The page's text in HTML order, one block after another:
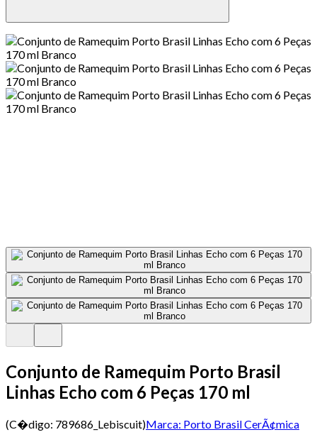
Conjunto de Ramequim Porto Brasil
Linhas Echo com 6 Peças 170 ml
(C�digo: 789686_Lebiscuit)Marca: Porto Brasil CerÃ¢mica